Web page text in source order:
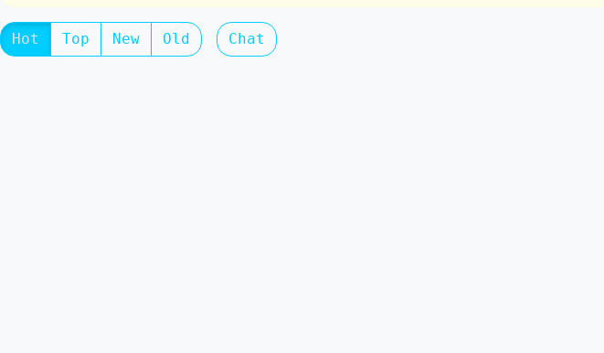
Hot Top New Old Chat